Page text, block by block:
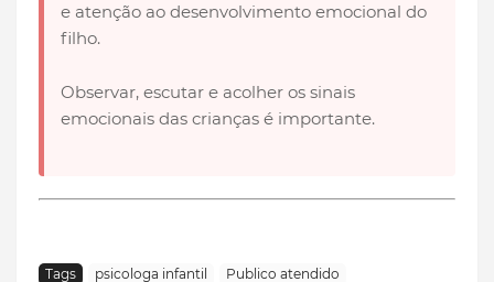
e atenção ao desenvolvimento emocional do
filho.
Observar, escutar e acolher os sinais
emocionais das crianças é importante.
Tags psicologa infantil Publico atendido